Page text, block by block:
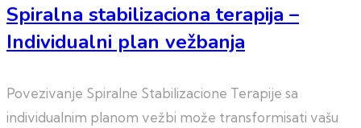
Spiralna stabilizaciona terapija –
Individualni plan vežbanja
Povezivanje Spiralne Stabilizacione Terapije sa
individualnim planom vežbi može transformisati vašu